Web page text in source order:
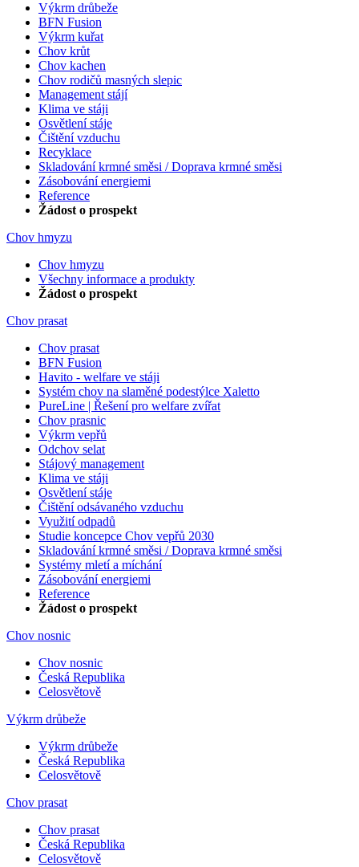
Výkrm drůbeže
BFN Fusion
Výkrm kuřat
Chov krůt
Chov kachen
Chov rodičů masných slepic
Management stájí
Klima ve stáji
Osvětlení stáje
Čištění vzduchu
Recyklace
Skladování krmné směsi / Doprava krmné směsi
Zásobování energiemi
Reference
Žádost o prospekt
Chov hmyzu
Chov hmyzu
Všechny informace a produkty
Žádost o prospekt
Chov prasat
Chov prasat
BFN Fusion
Havito - welfare ve stáji
Systém chov na slaměné podestýlce Xaletto
PureLine | Řešení pro welfare zvířat
Chov prasnic
Výkrm vepřů
Odchov selat
Stájový management
Klima ve stáji
Osvětlení stáje
Čištění odsávaného vzduchu
Využití odpadů
Studie koncepce Chov vepřů 2030
Skladování krmné směsi / Doprava krmné směsi
Systémy mletí a míchání
Zásobování energiemi
Reference
Žádost o prospekt
Chov nosnic
Chov nosnic
Česká Republika
Celosvětově
Výkrm drůbeže
Výkrm drůbeže
Česká Republika
Celosvětově
Chov prasat
Chov prasat
Česká Republika
Celosvětově